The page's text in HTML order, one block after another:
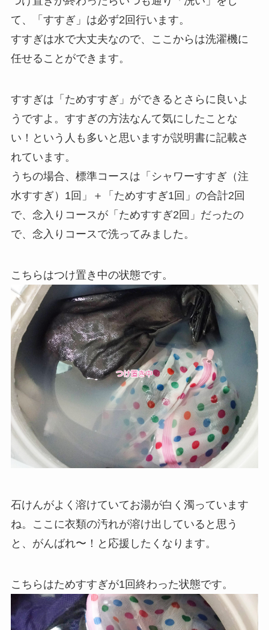
て、「すすぎ」は必ず2回行います。
すすぎは水で大丈夫なので、ここからは洗濯機に
任せることができます。
すすぎは「ためすすぎ」ができるとさらに良いよ
うですよ。すすぎの方法なんて気にしたことな
い！という人も多いと思いますが説明書に記載さ
れています。
うちの場合、標準コースは「シャワーすすぎ（注
水すすぎ）1回」＋「ためすすぎ1回」の合計2回
で、念入りコースが「ためすすぎ2回」だったの
で、念入りコースで洗ってみました。
こちらはつけ置き中の状態です。
石けんがよく溶けていてお湯が白く濁っています
ね。ここに衣類の汚れが溶け出していると思う
と、がんばれ〜！と応援したくなります。
こちらはためすすぎが1回終わった状態です。